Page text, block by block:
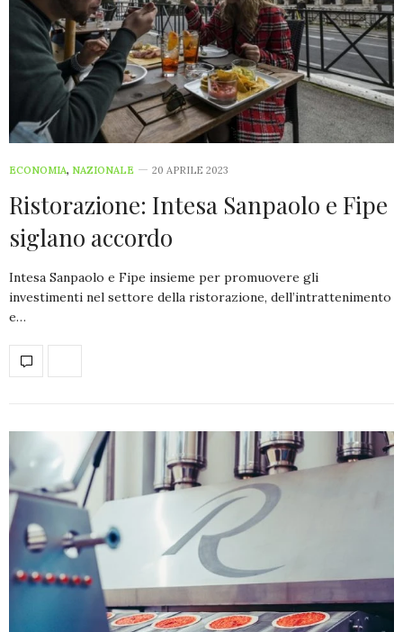
ECONOMIA, NAZIONALE 20 APRILE 2023
Ristorazione: Intesa Sanpaolo e Fipe
siglano accordo
Intesa Sanpaolo e Fipe insieme per promuovere gli
investimenti nel settore della ristorazione, dell’intrattenimento
e…